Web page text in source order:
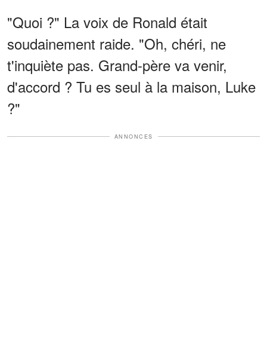
"Quoi ?" La voix de Ronald était
soudainement raide. "Oh, chéri, ne
t'inquiète pas. Grand-père va venir,
d'accord ? Tu es seul à la maison, Luke
?"
ANNONCES